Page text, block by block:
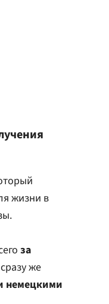
жизни в
за
же
немецкими